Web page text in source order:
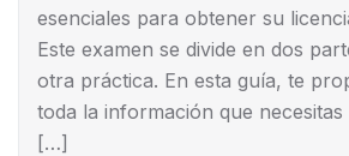
esenciales para obtener su
Este examen se divide en dos
otra práctica. En esta guía, te
toda la información que
[…]